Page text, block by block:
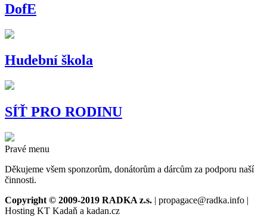
DofE
Hudební škola
SÍŤ PRO RODINU
Pravé menu
Děkujeme všem sponzorům, donátorům a dárcům za podporu naší
činnosti.
Copyright © 2009-2019 RADKA z.s. | propagace@radka.info |
Hosting KT Kadaň a kadan.cz